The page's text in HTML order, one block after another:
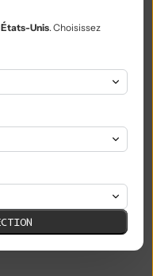
Unis. Choisissez